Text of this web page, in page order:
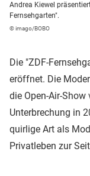
Andrea Kiewel
Fernsehgarten".
© imago/BOBO
Die "ZDF-
eröffnet. Die
die Open-Air-
Unterbrechung in
quirlige Art als
Privatleben zur